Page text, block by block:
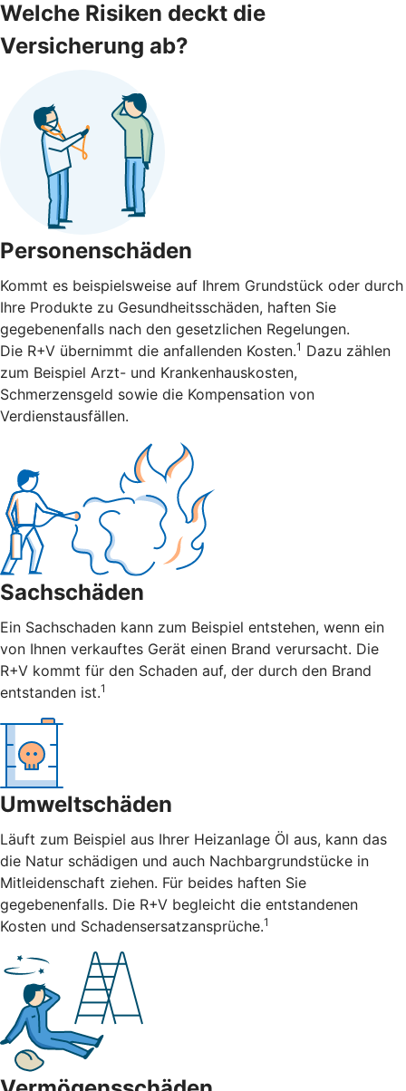
Welche Risiken deckt die
Versicherung ab?
Personenschäden
Kommt es beispielsweise auf Ihrem Grundstück oder durch
Ihre Produkte zu Gesundheitsschäden, haften Sie
gegebenenfalls nach den gesetzlichen Regelungen.
Die R+V übernimmt die anfallenden Kosten.1 Dazu zählen
zum Beispiel Arzt- und Krankenhauskosten,
Schmerzensgeld sowie die Kompensation von
Verdienstausfällen.
Sachschäden
Ein Sachschaden kann zum Beispiel entstehen, wenn ein
von Ihnen verkauftes Gerät einen Brand verursacht. Die
R+V kommt für den Schaden auf, der durch den Brand
entstanden ist.1
Umweltschäden
Läuft zum Beispiel aus Ihrer Heizanlage Öl aus, kann das
die Natur schädigen und auch Nachbargrundstücke in
Mitleidenschaft ziehen. Für beides haften Sie
gegebenenfalls. Die R+V begleicht die entstandenen
Kosten und Schadensersatzansprüche.1